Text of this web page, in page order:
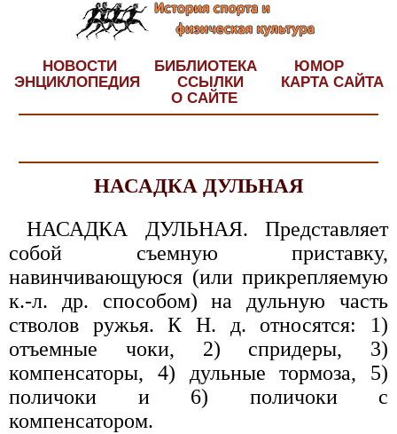
НОВОСТИ БИБЛИОТЕКА
ЮМОР
ЭНЦИКЛОПЕДИЯ
ССЫЛКИ
КАРТА САЙТА
О САЙТЕ
НАСАДКА ДУЛЬНАЯ
НАСАДКА ДУЛЬНАЯ. Представляет
собой съемную приставку,
навинчивающуюся (или прикрепляемую
к.-л. др. способом) на дульную часть
стволов ружья. К Н. д. относятся: 1)
отъемные чоки, 2) спридеры, 3)
компенсаторы, 4) дульные тормоза, 5)
поличоки и 6) поличоки с
компенсатором.